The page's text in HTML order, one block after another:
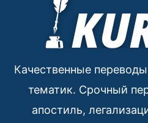
Качественные
тематик. Срочный
апостиль,